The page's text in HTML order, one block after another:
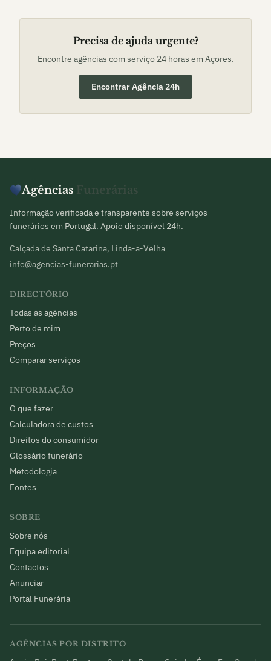
Precisa de ajuda urgente?
Encontre agências com serviço 24 horas em Açores.
Encontrar Agência 24h
Agências Funerárias
Informação verificada e transparente sobre serviços
funerários em Portugal. Apoio disponível 24h.
Calçada de Santa Catarina, Linda-a-Velha
info@agencias-funerarias.pt
DIRECTÓRIO
Todas as agências
Perto de mim
Preços
Comparar serviços
INFORMAÇÃO
O que fazer
Calculadora de custos
Direitos do consumidor
Glossário funerário
Metodologia
Fontes
SOBRE
Sobre nós
Equipa editorial
Contactos
Anunciar
Portal Funerária
AGÊNCIAS POR DISTRITO